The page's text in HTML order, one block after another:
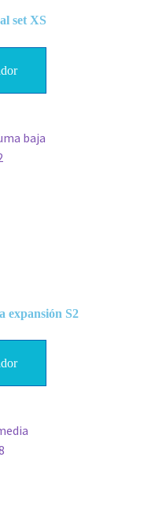
set XS
expansión S2